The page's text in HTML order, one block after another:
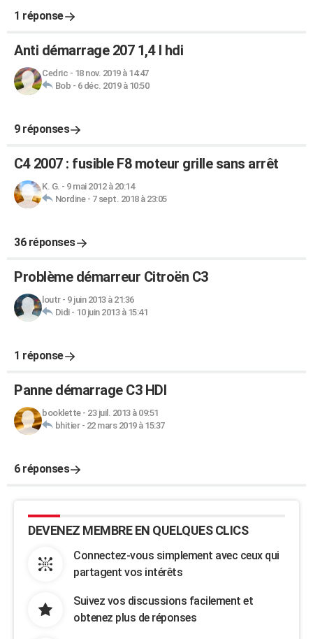
1 réponse
Anti démarrage 207 1,4 l hdi
Cedric - 18 nov. 2019 à 14:47
Bob - 6 déc. 2019 à 10:50
9 réponses
C4 2007 : fusible F8 moteur grille sans arrêt
K. G. - 9 mai 2012 à 20:14
Nordine- 7 sept. 2018 à 23:05
36 réponses
Problème démarreur Citroën C3
loutr- 9 juin 2013 à 21:36
Didi- 10 juin 2013 à 15:41
1 réponse
Panne démarrage C3 HDI
booklette- 23 juil. 2013 à 09:51
bhitier- 22 mars 2019 à 15:37
6 réponses
DEVENEZ MEMBRE EN QUELQUES CLICS
Connectez-vous simplement avec ceux qui
partagent vos intérêts
Suivez vos discussions facilement et
obtenez plus de réponses